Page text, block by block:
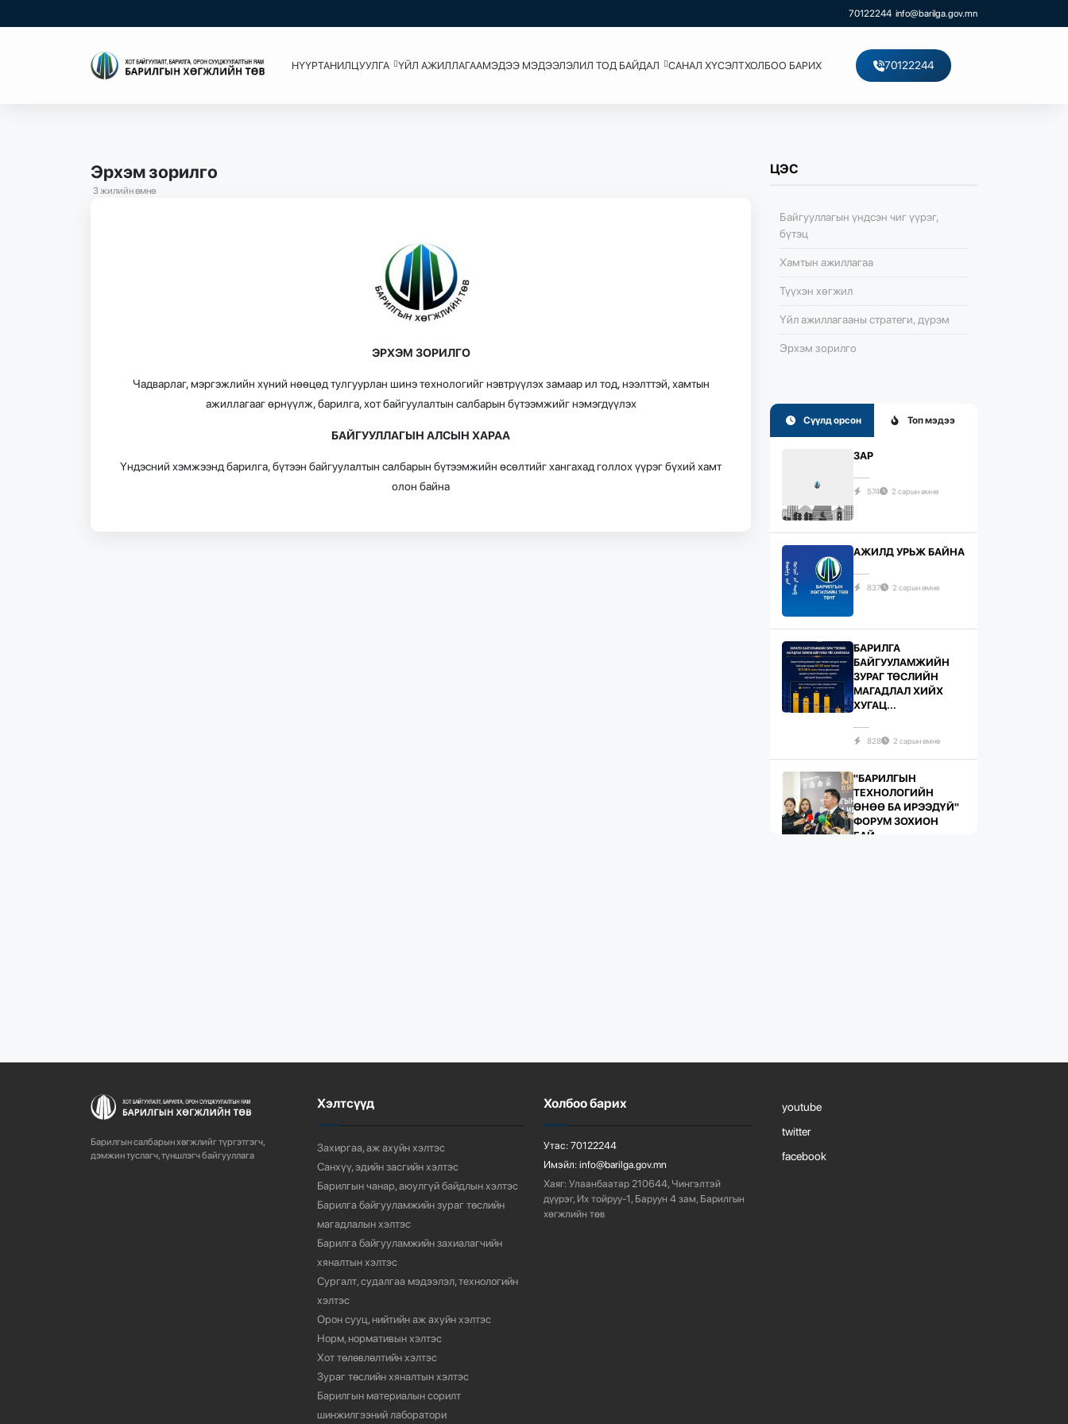
70122244 info@barilga.gov.mn
НҮҮРТАНИЛЦУУЛГА ҮЙЛ АЖИЛЛАГААМЭДЭЭ МЭДЭЭЛЭЛИЛ ТОД БАЙДАЛ САНАЛ ХҮСЭЛТХОЛБОО БАРИХ 70122244
Эрхэм зорилго
3 жилийн өмнө
ЭРХЭМ ЗОРИЛГО
Чадварлаг, мэргэжлийн хүний нөөцөд тулгуурлан шинэ технологийг нэвтрүүлэх замаар ил тод, нээлттэй, хамтын
ажиллагааг өрнүүлж, барилга, хот байгуулалтын салбарын бүтээмжийг нэмэгдүүлэх
БАЙГУУЛЛАГЫН АЛСЫН ХАРАА
Үндэсний хэмжээнд барилга, бүтээн байгуулалтын салбарын бүтээмжийн өсөлтийг хангахад голлох үүрэг бүхий хамт
олон байна
ЦЭС
Байгууллагын үндсэн чиг үүрэг,
бүтэц
Хамтын ажиллагаа
Түүхэн хөгжил
Үйл ажиллагааны стратеги, дүрэм
Эрхэм зорилго
Сүүлд орсон Топ мэдээ
ЗАР
574 2 сарын өмнө
АЖИЛД УРЬЖ БАЙНА
837 2 сарын өмнө
БАРИЛГА
БАЙГУУЛАМЖИЙН
ЗУРАГ ТӨСЛИЙН
МАГАДЛАЛ ХИЙХ
ХУГАЦ...
828 2 сарын өмнө
"БАРИЛГЫН
ТЕХНОЛОГИЙН
ӨНӨӨ БА ИРЭЭДҮЙ"
ФОРУМ ЗОХИОН
БАЙ...
Барилгын салбарын хөгжлийг түргэтгэгч,
дэмжин туслагч, түншлэгч байгууллага
Хэлтсүүд
Захиргаа, аж ахуйн хэлтэс
Санхүү, эдийн засгийн хэлтэс
Барилгын чанар, аюулгүй байдлын хэлтэс
Барилга байгууламжийн зураг төслийн
магадлалын хэлтэс
Барилга байгууламжийн захиалагчийн
хяналтын хэлтэс
Сургалт, судалгаа мэдээлэл, технологийн
хэлтэс
Орон сууц, нийтийн аж ахуйн хэлтэс
Норм, нормативын хэлтэс
Хот төлөвлөлтийн хэлтэс
Зураг төслийн хяналтын хэлтэс
Барилгын материалын сорилт
шинжилгээний лаборатори
Холбоо барих
Утас: 70122244
Имэйл: info@barilga.gov.mn
Хаяг: Улаанбаатар 210644, Чингэлтэй
дүүрэг, Их тойруу-1, Баруун 4 зам, Барилгын
хөгжлийн төв
youtube
twitter
facebook